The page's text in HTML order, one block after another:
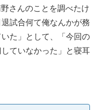
さんのことを調べたけ
試合何て俺なんかが務
た」として、「今回の
ていなかった」と寝耳